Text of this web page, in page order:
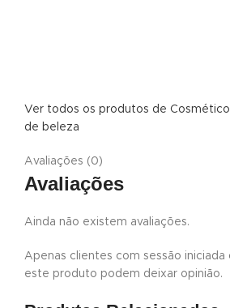
Ver todos os produtos de
de beleza
Avaliações (0)
Avaliações
Ainda não existem avaliações.
Apenas clientes com sessão iniciada
este produto podem deixar opinião.